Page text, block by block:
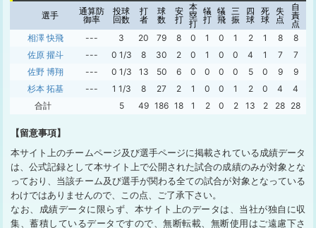
選手
通算防
御率
投球
回数
打
者
球
数
安
打
本
塁
打
犠
打
犠
飛
三
振
四
球
死
球
失
点
自
責
点
相澤 快飛
--- 3 20 79 8 0 1 0 1 2 1 8 8
佐原 擢斗
--- 0 1/3 8 30 2 0 1 0 0 4 1 7 7
佐野 博翔
--- 0 1/3 13 50 6 0 0 0 0 5 0 9 9
杉本 拓基
--- 1 1/3 8 27 2 1 0 0 1 2 0 4 4
合計
5 49 186 18 1 2 0 2 13 2 28 28
【留意事項】
本サイト上のチームページ及び選手ページに掲載されている成績データ
は、公式記録として本サイト上で公開された試合の成績のみが対象とな
っており、当該チーム及び選手が関わる全ての試合が対象となっている
わけではありませんので、この点、ご了承下さい。
なお、成績データに限らず、本サイト上のデータは、当社が独自に収
集、蓄積しているデータですので、無断転載、無断使用はご遠慮下さ